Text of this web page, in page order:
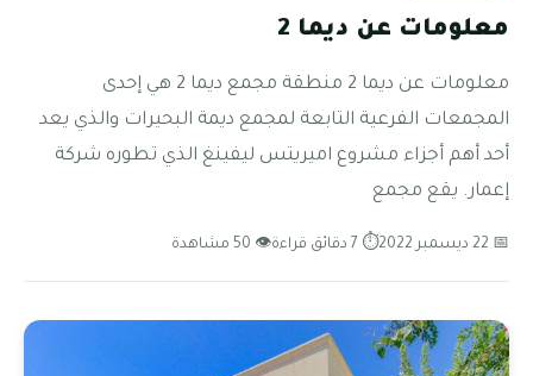
معلومات عن ديما 2
معلومات عن ديما 2 منطقة مجمع ديما 2 هي إحدى
المجمعات الفرعية التابعة لمجمع ديمة البحيرات والذي يعد
أحد أهم أجزاء مشروع اميريتس ليفينغ الذي تطوره شركة
إعمار. يقع مجمع
📅 22 ديسمبر 2022 ⏱ 7 دقائق قراءة 👁 50 مشاهدة